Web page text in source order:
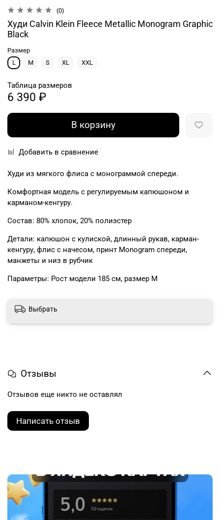
(0)
Худи Calvin Klein Fleece Metallic Monogram Graphic
Black
Размер
L
M S XL XXL
Таблица размеров
6 390 ₽
В корзину
Добавить в сравнение
Худи из мягкого флиса с монограммой спереди.
Комфортная модель с регулируемым капюшоном и
карманом-кенгуру.
Состав: 80% хлопок, 20% полиэстер
Детали: капюшон с кулиской, длинный рукав, карман-
кенгуру, флис с начесом, принт Monogram спереди,
манжеты и низ в рубчик
Параметры: Рост модели 185 см, размер М
Выбрать
Отзывы
Отзывов еще никто не оставлял
Написать отзыв